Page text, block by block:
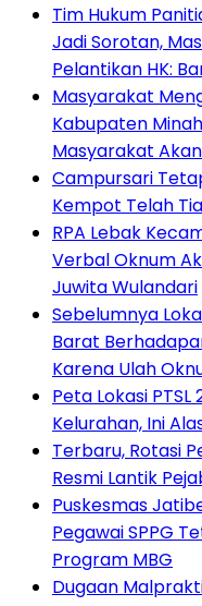
Tim Hukum
Jadi Sorotan,
Pelantikan HK:
Masyarakat
Kabupaten
Masyarakat
Campursari
Kempot Telah
RPA Lebak
Verbal Oknum
Juwita Wulandari
Sebelumnya
Barat
Karena Ulah
Peta Lokasi
Kelurahan, Ini
‎Terbaru, Rotasi
Resmi Lantik
Puskesmas
Pegawai SPPG
Program MBG
‎Dugaan